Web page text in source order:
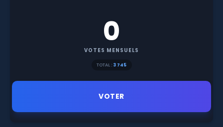
0
VOTES MENSUELS
TOTAL : 3 745
VOTER